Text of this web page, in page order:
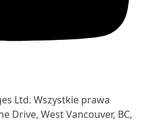
Ltd. Wszystkie prawa
Drive, West Vancouver, BC,